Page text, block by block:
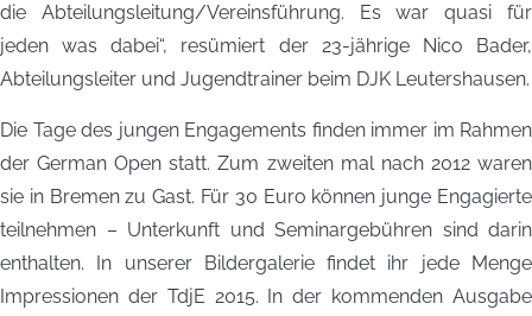
die Abteilungsleitung/Vereinsführung. Es war quasi für
jeden was dabei“, resümiert der 23-jährige Nico Bader,
Abteilungsleiter und Jugendtrainer beim DJK Leutershausen.
Die Tage des jungen Engagements finden immer im Rahmen
der German Open statt. Zum zweiten mal nach 2012 waren
sie in Bremen zu Gast. Für 30 Euro können junge Engagierte
teilnehmen – Unterkunft und Seminargebühren sind darin
enthalten. In unserer Bildergalerie findet ihr jede Menge
Impressionen der TdjE 2015. In der kommenden Ausgabe